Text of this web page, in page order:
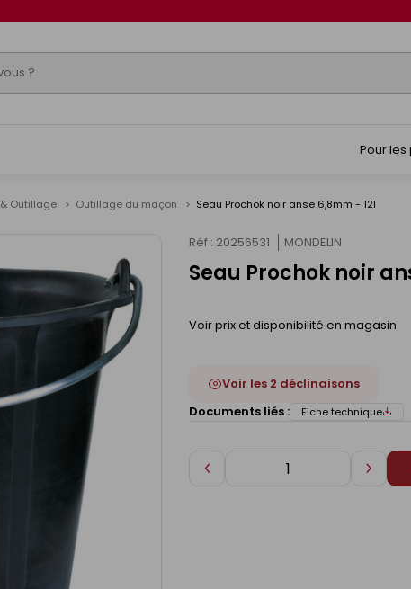
Pour les
Outillage Outillage du maçon Seau Prochok noir anse 6,8mm - 12l
Réf : 20256531 MONDELIN
Seau Prochok noir
Voir prix et disponibilité en magasin
Voir les 2 déclinaisons
Documents liés :
Fiche technique
Diminuer